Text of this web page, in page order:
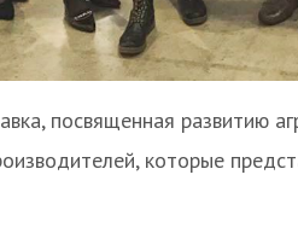
посвященная развитию
которые